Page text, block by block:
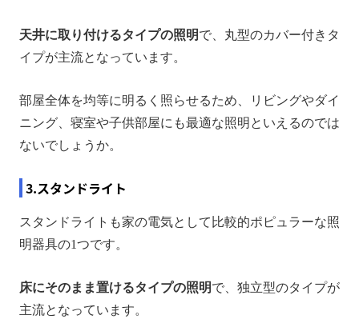
天井に取り付けるタイプの照明で、丸型のカバー付きタ
イプが主流となっています。
部屋全体を均等に明るく照らせるため、リビングやダイ
ニング、寝室や子供部屋にも最適な照明といえるのでは
ないでしょうか。
3.スタンドライト
スタンドライトも家の電気として比較的ポピュラーな照
明器具の1つです。
床にそのまま置けるタイプの照明で、独立型のタイプが
主流となっています。